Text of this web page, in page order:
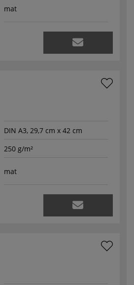
mat
DIN A3, 29,7 cm x 42 cm
250 g/m²
mat